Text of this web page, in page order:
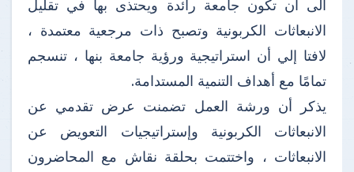
الى أن تكون جامعة رائدة ويحتذى بها في تقليل
الانبعاثات الكربونية وتصبح ذات مرجعية معتمدة ،
لافتا إلي أن استراتيجية ورؤية جامعة بنها ، تنسجم
تمامًا مع أهداف التنمية المستدامة.
يذكر أن ورشة العمل تضمنت عرض تقدمي عن
الانبعاثات الكربونية وإستراتيجيات التعويض عن
الانبعاثات ، واختتمت بحلقة نقاش مع المحاضرون